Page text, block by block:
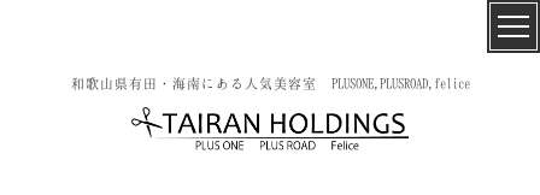
和歌山県有田・海南にある人気美容室 PLUSONE,PLUSROAD,felice